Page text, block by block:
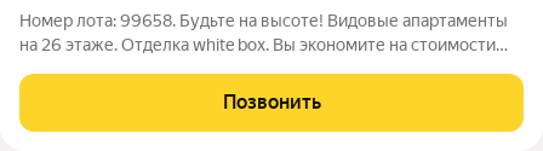
Номер лота: 99658. Будьте на высоте! Видовые апартаменты
на 26 этаже. Отделка white box. Вы экономите на стоимости
известного застройщика. Высокие потолки создают
пространство. Большая
Позвонить